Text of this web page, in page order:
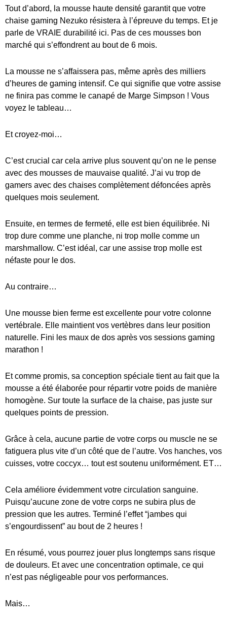
Tout d’abord, la mousse haute densité garantit que votre
chaise gaming Nezuko résistera à l’épreuve du temps. Et je
parle de VRAIE durabilité ici. Pas de ces mousses bon
marché qui s’effondrent au bout de 6 mois.
La mousse ne s’affaissera pas, même après des milliers
d’heures de gaming intensif. Ce qui signifie que votre assise
ne finira pas comme le canapé de Marge Simpson ! Vous
voyez le tableau…
Et croyez-moi…
C’est crucial car cela arrive plus souvent qu’on ne le pense
avec des mousses de mauvaise qualité. J’ai vu trop de
gamers avec des chaises complètement défoncées après
quelques mois seulement.
Ensuite, en termes de fermeté, elle est bien équilibrée. Ni
trop dure comme une planche, ni trop molle comme un
marshmallow. C’est idéal, car une assise trop molle est
néfaste pour le dos.
Au contraire…
Une mousse bien ferme est excellente pour votre colonne
vertébrale. Elle maintient vos vertèbres dans leur position
naturelle. Fini les maux de dos après vos sessions gaming
marathon !
Et comme promis, sa conception spéciale tient au fait que la
mousse a été élaborée pour répartir votre poids de manière
homogène. Sur toute la surface de la chaise, pas juste sur
quelques points de pression.
Grâce à cela, aucune partie de votre corps ou muscle ne se
fatiguera plus vite d’un côté que de l’autre. Vos hanches, vos
cuisses, votre coccyx… tout est soutenu uniformément. ET…
Cela améliore évidemment votre circulation sanguine.
Puisqu’aucune zone de votre corps ne subira plus de
pression que les autres. Terminé l’effet “jambes qui
s’engourdissent” au bout de 2 heures !
En résumé, vous pourrez jouer plus longtemps sans risque
de douleurs. Et avec une concentration optimale, ce qui
n’est pas négligeable pour vos performances.
Mais…